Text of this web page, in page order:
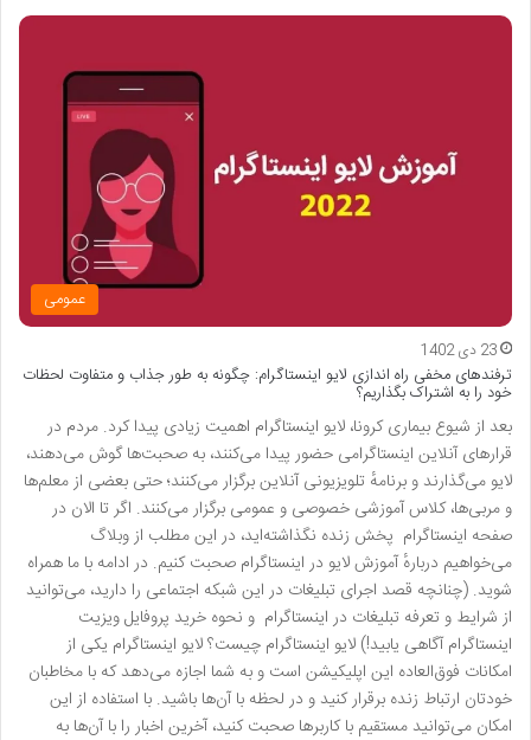
عمومی
23 دی 1402
ترفندهای مخفی راه اندازی لایو اینستاگرام: چگونه به طور جذاب و متفاوت لحظات
خود را به اشتراک بگذاریم؟
بعد از شیوع بیماری کرونا، لایو اینستاگرام اهمیت زیادی پیدا کرد. مردم در
قرارهای آنلاین اینستاگرامی حضور پیدا می‌کنند، به صحبت‌ها گوش می‌دهند،
لایو می‌گذارند و برنامهٔ تلویزیونی آنلاین برگزار می‌کنند؛ حتی بعضی از معلم‌ها
و مربی‌ها، کلاس آموزشی خصوصی و عمومی برگزار می‌کنند. اگر تا الان در
صفحه اینستاگرام پخش زنده نگذاشته‌اید، در این مطلب از وبلاگ
می‌خواهیم دربارهٔ آموزش لایو در اینستاگرام صحبت کنیم. در ادامه با ما همراه
شوید. (چنانچه قصد اجرای تبلیغات در این شبکه اجتماعی را دارید، می‌توانید
از شرایط و تعرفه تبلیغات در اینستاگرام و نحوه خرید پروفایل ویزیت
اینستاگرام آگاهی یابید!) لایو اینستاگرام چیست؟ لایو اینستاگرام یکی از
امکانات فوق‌العاده این اپلیکیشن است و به شما اجازه می‌دهد که با مخاطبان
خودتان ارتباط زنده برقرار کنید و در لحظه با آن‌ها باشید. با استفاده از این
امکان می‌توانید مستقیم با کاربرها صحبت کنید، آخرین اخبار را با آن‌ها به